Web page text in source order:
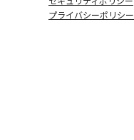
プライバシーポリシー